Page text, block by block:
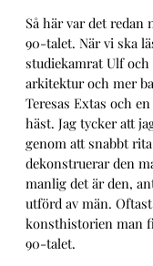
Så här var det redan
90-talet. När vi ska
studiekamrat Ulf
arkitektur och mer
Teresas Extas och
häst. Jag tycker att
genom att snabbt
dekonstruerar den
manlig det är den,
utförd av män.
konsthistorien man
90-talet.